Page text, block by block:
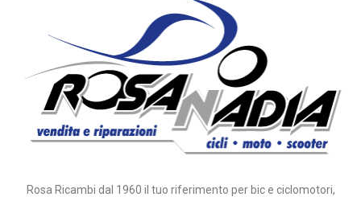
Rosa Ricambi dal 1960 il tuo riferimento per bic e ciclomotori,